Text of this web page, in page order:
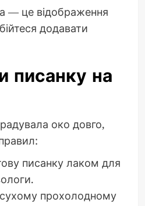
— це відображення
додавати
писанку на
око довго,
писанку лаком для
сухому прохолодному